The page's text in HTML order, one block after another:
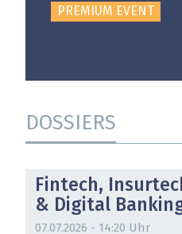
PREMIUM EVENT
DOSSIERS
Fintech,
& Digital
07.07.2026 - 14:20 Uhr